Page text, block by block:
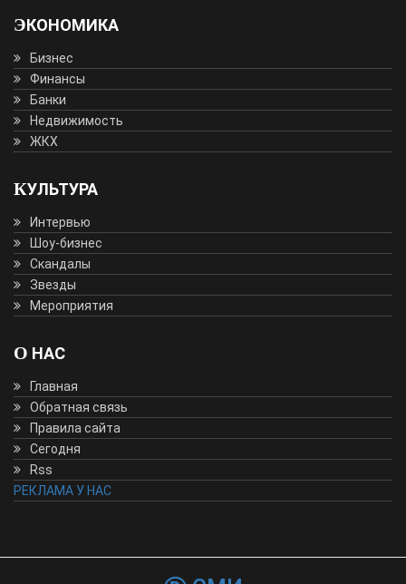
ЭКОНОМИКА
Бизнес
Финансы
Банки
Недвижимость
ЖКХ
КУЛЬТУРА
Интервью
Шоу-бизнес
Скандалы
Звезды
Мероприятия
О НАС
Главная
Обратная связь
Правила сайта
Сегодня
Rss
РЕКЛАМА У НАС